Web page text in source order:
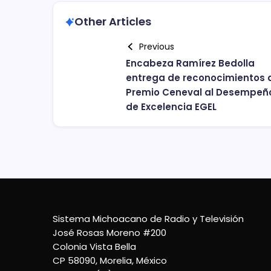
Other Articles
Previous
Encabeza Ramírez Bedolla
entrega de reconocimientos
Premio Ceneval al
de Excelencia EGEL
Sistema Michoacano de Radio y Televisión
José Rosas Moreno #200
Colonia Vista Bella
CP 58090, Morelia, México